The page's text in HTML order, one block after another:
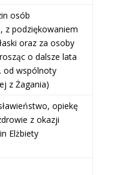
osób
z podziękowaniem
oraz za osoby
o dalsze lata
od wspólnoty
z Żagania)
opiekę
z okazji
Elżbiety